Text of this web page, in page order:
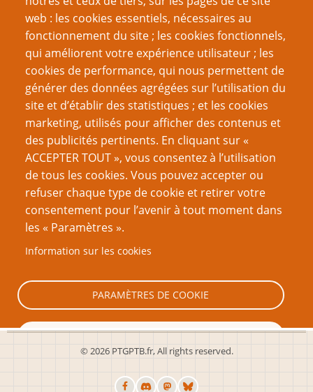
web : les cookies essentiels, nécessaires au
fonctionnement du site ; les cookies fonctionnels,
qui améliorent votre expérience utilisateur ; les
cookies de performance, qui nous permettent de
générer des données agrégées sur l’utilisation du
site et d’établir des statistiques ; et les cookies
marketing, utilisés pour afficher des contenus et
des publicités pertinents. En cliquant sur «
ACCEPTER TOUT », vous consentez à l’utilisation
de tous les cookies. Vous pouvez accepter ou
refuser chaque type de cookie et retirer votre
consentement pour l’avenir à tout moment dans
les « Paramètres ».
Information sur les cookies
PARAMÈTRES DE COOKIE
TOUT REFUSER
TOUT ACCEPTER
Du même auteur
Trouver d'autres rôlistes
Pagination
Page
précédente
‹‹ 2
VOUS AIMEREZ AUSSI
Être un meilleur joueur
Le problème général de l’Indexicalité dans la création
de GN
Le méta-jeu, damnation ou rédemption ?
© 2026 PTGPTB.fr, All rights reserved.